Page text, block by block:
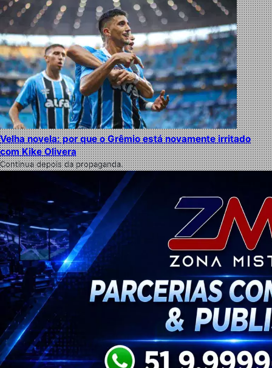
Velha novela: por que o Grêmio está novamente irritado
com Kike Olivera
Continua depois da propaganda.